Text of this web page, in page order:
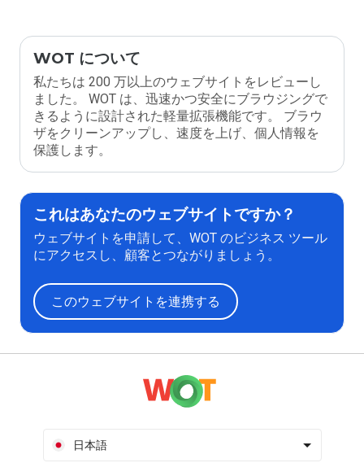
WOT について
私たちは 200 万以上のウェブサイトをレビューし
ました。 WOT は、迅速かつ安全にブラウジングで
きるように設計された軽量拡張機能です。 ブラウ
ザをクリーンアップし、速度を上げ、個人情報を
保護します。
これはあなたのウェブサイトですか？
ウェブサイトを申請して、WOT のビジネス ツール
にアクセスし、顧客とつながりましょう。
このウェブサイトを連携する
日本語